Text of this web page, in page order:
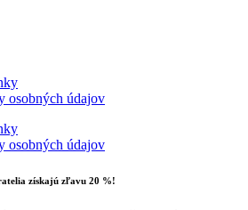
osobných údajov
osobných údajov
získajú zľavu 20 %!